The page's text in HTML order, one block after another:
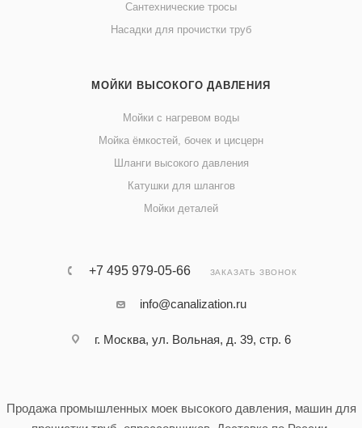
Сантехнические тросы
Насадки для прочистки труб
МОЙКИ ВЫСОКОГО ДАВЛЕНИЯ
Мойки с нагревом воды
Мойка ёмкостей, бочек и цисцерн
Шланги высокого давления
Катушки для шлангов
Мойки деталей
+7 495 979-05-66 ЗАКАЗАТЬ ЗВОНОК
info@canalization.ru
г. Москва, ул. Вольная, д. 39, стр. 6
Продажа промышленных моек высокого давления, машин для